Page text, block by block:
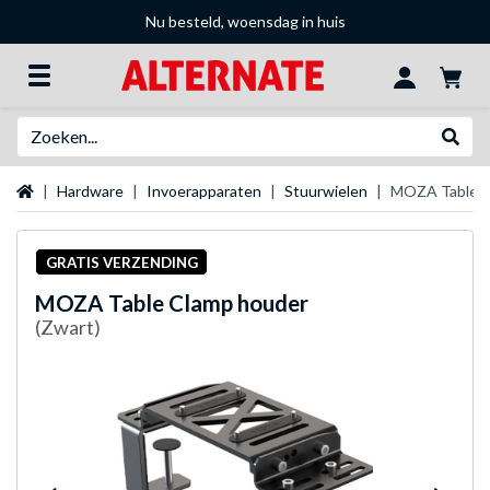
Nu besteld, woensdag in huis
Startpagina
Hardware Invoerapparaten Stuurwielen MOZA Table
GRATIS VERZENDING
MOZA Table Clamp houder
(Zwart)